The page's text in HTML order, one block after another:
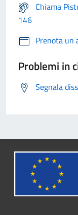
Chiama
146
Prenota un
Problemi in
Segnala